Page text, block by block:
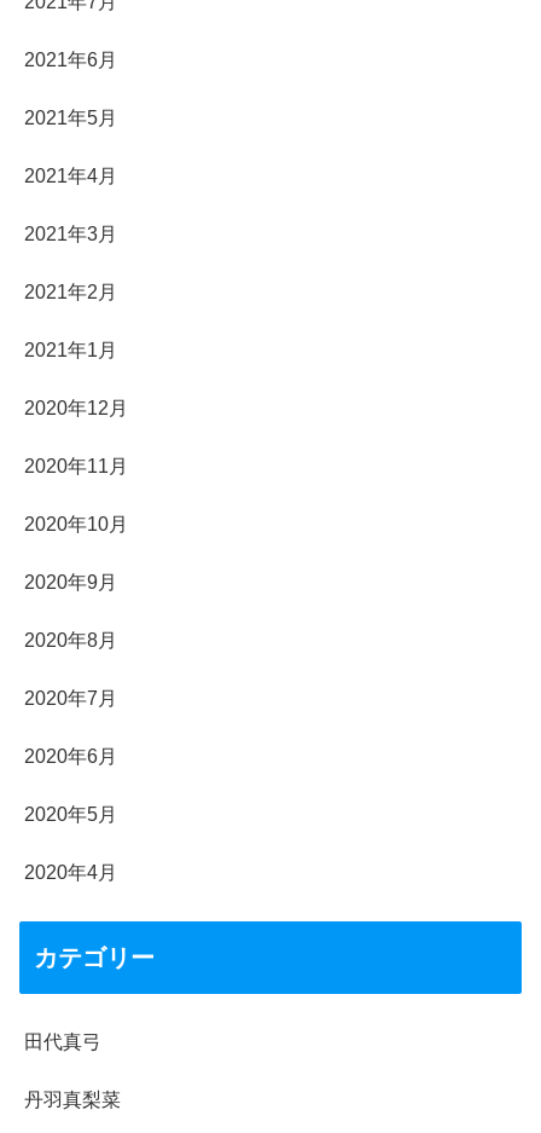
2021年6月
2021年5月
2021年4月
2021年3月
2021年2月
2021年1月
2020年12月
2020年11月
2020年10月
2020年9月
2020年8月
2020年7月
2020年6月
2020年5月
2020年4月
カテゴリー
田代真弓
丹羽真梨菜